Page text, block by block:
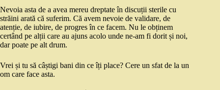
Nevoia asta de a avea mereu dreptate în discuții sterile cu
străini arată că suferim. Că avem nevoie de validare, de
atenție, de iubire, de progres în ce facem. Nu le obținem
certând pe alții care au ajuns acolo unde ne-am fi dorit și noi,
dar poate pe alt drum.
Vrei și tu să câștigi bani din ce îți place? Cere un sfat de la un
om care face asta.